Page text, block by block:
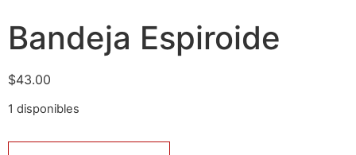
Bandeja Espiroide
$43.00
1 disponibles